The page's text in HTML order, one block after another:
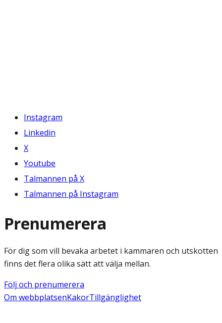
Instagram
Linkedin
X
Youtube
Talmannen på X
Talmannen på Instagram
Prenumerera
För dig som vill bevaka arbetet i kammaren och utskotten
finns det flera olika sätt att välja mellan.
Följ och prenumerera
Om webbplatsenKakorTillgänglighet